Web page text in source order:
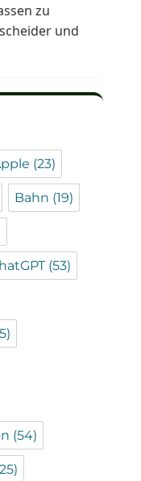
zu
und
(23)
Bahn (19)
(53)
(54)